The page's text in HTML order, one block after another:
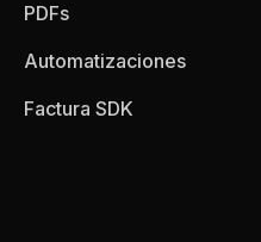
PDFs
Automatizaciones
Factura SDK